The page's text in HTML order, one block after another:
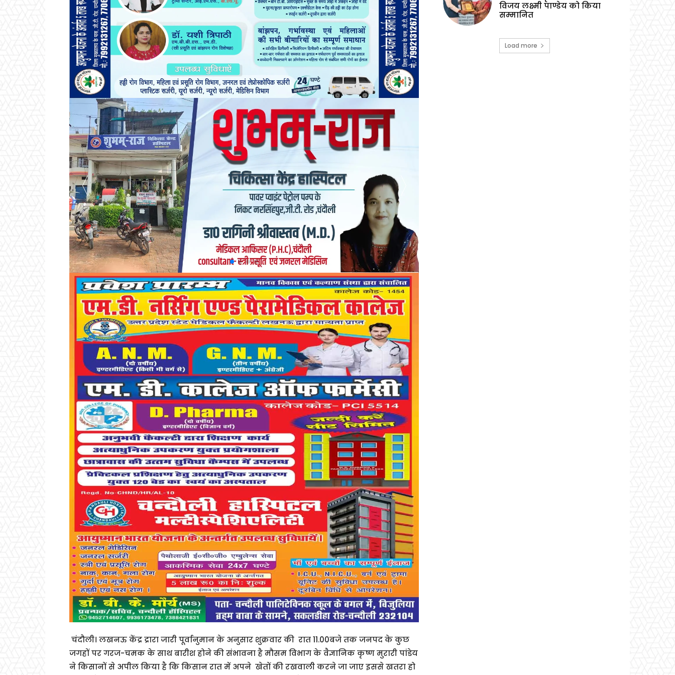
चंदौली। लखनऊ केंद्र द्रारा जारी पूर्वानुमान के अनुसार शुक्रवार की रात 11.00बजे तक जनपद के कुछ
जगहों पर गरज-चमक के साथ बारीश होने की संभावना है मौसम विभाग के वैज्ञानिक कृष्ण मुरारी पांडेय
ने किसानों से अपील किया है कि किसान रात में अपने खेतों की रखवाली करने जा जाए इससे खतरा हो
विजय लक्ष्मी पाण्डेय को किया
सम्मानित
Load more